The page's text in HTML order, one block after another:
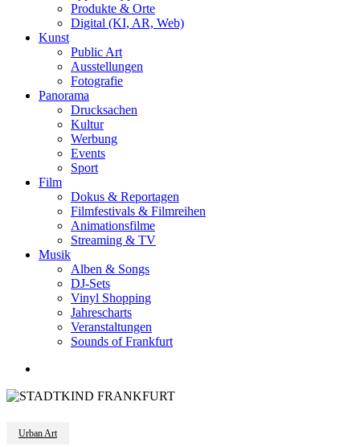
Produkte & Orte
Digital (KI, AR, Web)
Kunst
Public Art
Ausstellungen
Fotografie
Panorama
Drucksachen
Kultur
Werbung
Events
Sport
Film
Dokus & Reportagen
Filmfestivals & Filmreihen
Animationsfilme
Streaming & TV
Musik
Alben & Songs
DJ-Sets
Vinyl Shopping
Jahrescharts
Veranstaltungen
Sounds of Frankfurt
Urban Art